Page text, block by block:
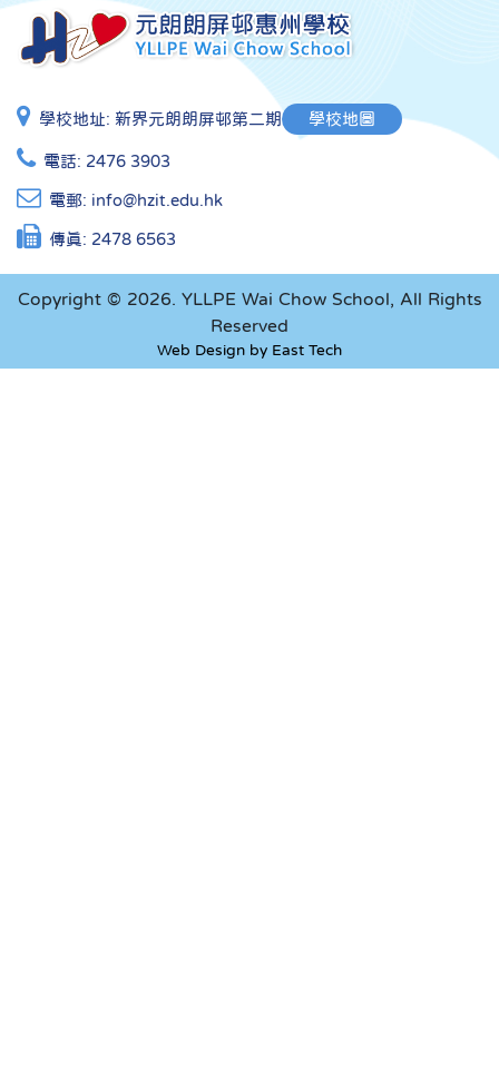
學校地址: 新界元朗朗屏邨第二期 學校地圖
電話: 2476 3903
電郵: info@hzit.edu.hk
傳真: 2478 6563
Copyright © 2026. YLLPE Wai Chow School, All Rights
Reserved
Web Design by East Tech